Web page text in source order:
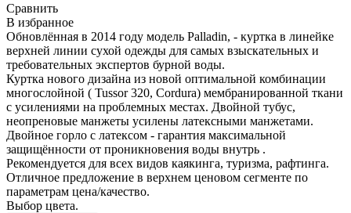
Сравнить
В избранное
Обновлённая в 2014 году модель Palladin, - куртка в линейке
верхней линии сухой одежды для самых взыскательных и
требовательных экспертов бурной воды.
Куртка нового дизайна из новой оптимальной комбинации
многослойной ( Tussor 320, Cordura) мембранированной ткани
с усилениями на проблемных местах. Двойной тубус,
неопреновые манжеты усилены латексными манжетами.
Двойное горло с латексом - гарантия максимальной
защищённости от проникновения воды внутрь .
Рекомендуется для всех видов каякинга, туризма, рафтинга.
Отличное предложение в верхнем ценовом сегменте по
параметрам цена/качество.
Выбор цвета.